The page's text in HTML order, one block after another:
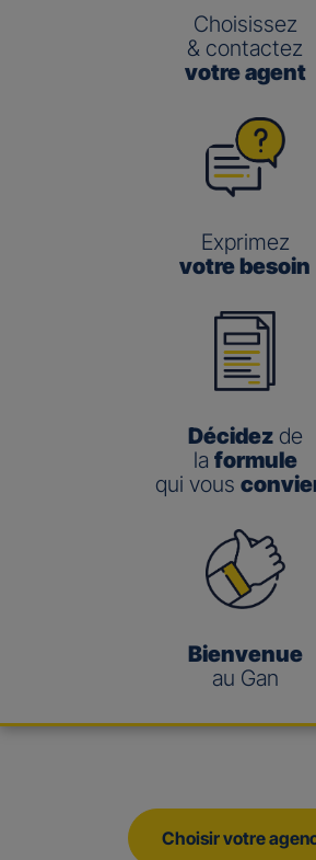
Choisissez
& contactez
votre agent
Exprimez
votre besoin
Décidezde
la formule
qui vous
Bienvenue
au Gan
Choisir votre